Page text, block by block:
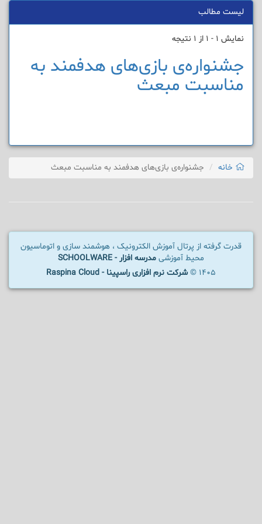
لیست مطالب
نمایش 1 - 1 از 1 نتیجه
جشنواره‌ی بازی‌های هدفمند به
مناسبت مبعث
خانه جشنواره‌ی بازی‌های هدفمند به مناسبت مبعث
قدرت گرفته از پرتال آموزش الکترونیک ، هوشمند سازی و اتوماسیون
محیط آموزشی مدرسه افزار - SCHOOLWARE
1405 ©
شرکت نرم افزاری راسپینا - Raspina Cloud